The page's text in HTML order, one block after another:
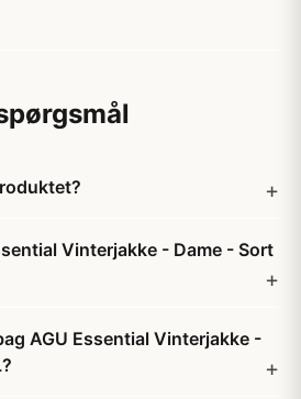
Vinterjakke - Dame - Sort
AGU Essential Vinterjakke -